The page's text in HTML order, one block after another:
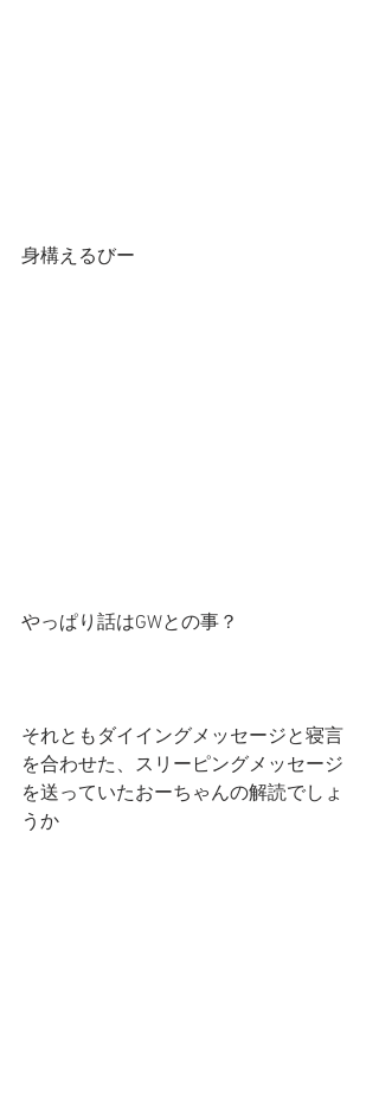
身構えるびー
やっぱり話はGWとの事？
それともダイイングメッセージと寝言
を合わせた、スリーピングメッセージ
を送っていたおーちゃんの解読でしょ
うか